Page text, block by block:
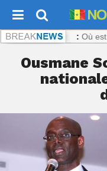
: Où est Paul
Ousmane